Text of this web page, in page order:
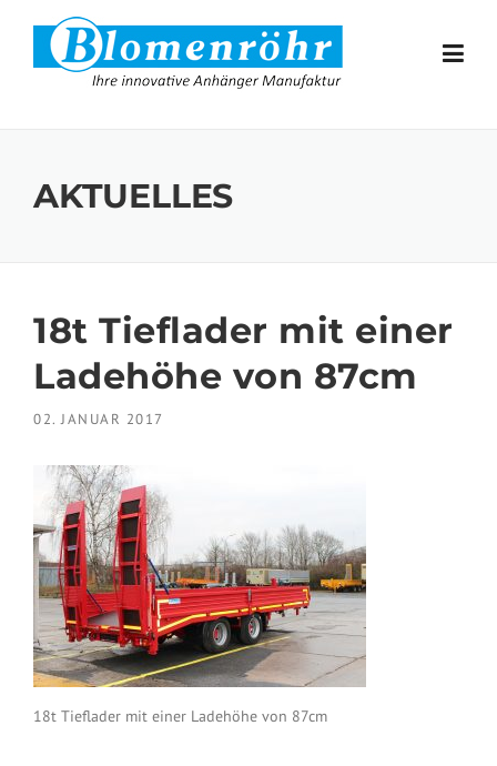
Skip to content
AKTUELLES
18t Tieflader mit einer
Ladehöhe von 87cm
02. JANUAR 2017
18t Tieflader mit einer Ladehöhe von 87cm